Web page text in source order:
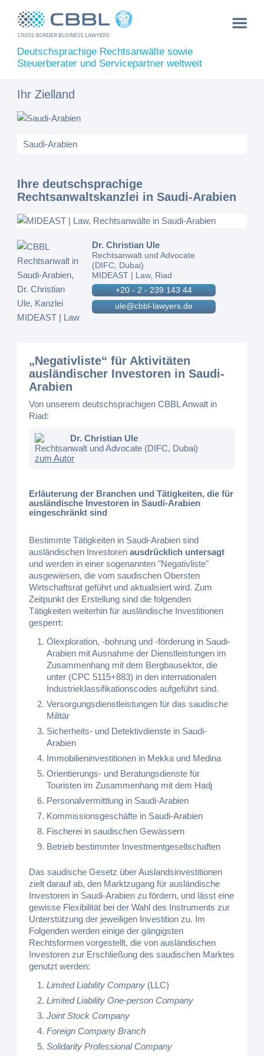
Deutschsprachige Rechtsanwälte sowie
Steuerberater und Servicepartner weltweit
Ihr Zielland
Ihre deutschsprachige
Rechtsanwaltskanzlei in Saudi-Arabien
Dr. Christian Ule
Rechtsanwalt und Advocate
(DIFC, Dubai)
MIDEAST | Law, Riad
+20 - 2 - 239 143 44
ule@cbbl-lawyers.de
„Negativliste“ für Aktivitäten
ausländischer Investoren in Saudi-
Arabien
Von unserem deutschsprachigen CBBL Anwalt in
Riad:
Dr. Christian Ule
Rechtsanwalt und Advocate (DIFC, Dubai)
zum Autor
Erläuterung der Branchen und Tätigkeiten, die für
ausländische Investoren in Saudi-Arabien
eingeschränkt sind
Bestimmte Tätigkeiten in Saudi-Arabien sind
ausländischen Investorenausdrücklich untersagt
und werden in einer sogenannten "Negativliste"
ausgewiesen, die vom saudischen Obersten
Wirtschaftsrat geführt und aktualisiert wird. Zum
Zeitpunkt der Erstellung sind die folgenden
Tätigkeiten weiterhin für ausländische Investitionen
gesperrt:
Ölexploration, -bohrung und -förderung in Saudi-
Arabien mit Ausnahme der Dienstleistungen im
Zusammenhang mit dem Bergbausektor, die
unter (CPC 5115+883) in den internationalen
Industrieklassifikationscodes aufgeführt sind.
Versorgungsdienstleistungen für das saudische
Militär
Sicherheits- und Detektivdienste in Saudi-
Arabien
Immobilieninvestitionen in Mekka und Medina
Orientierungs- und Beratungsdienste für
Touristen im Zusammenhang mit dem Hadj
Personalvermittlung in Saudi-Arabien
Kommissionsgeschäfte in Saudi-Arabien
Fischerei in saudischen Gewässern
Betrieb bestimmter Investmentgesellschaften
Das saudische Gesetz über Auslandsinvestitionen
zielt darauf ab, den Marktzugang für ausländische
Investoren in Saudi-Arabien zu fördern, und lässt eine
gewisse Flexibilität bei der Wahl des Instruments zur
Unterstützung der jeweiligen Investition zu. Im
Folgenden werden einige der gängigsten
Rechtsformen vorgestellt, die von ausländischen
Investoren zur Erschließung des saudischen Marktes
genutzt werden:
Limited Liability Company (LLC)
Limited Liability One-person Company
Joint Stock Company
Foreign Company Branch
Solidarity Professional Company